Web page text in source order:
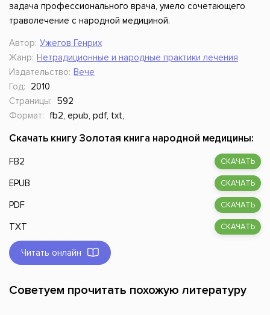
задача профессионального врача, умело сочетающего
траволечение с народной медициной.
Автор: Ужегов Генрих
Жанр: Нетрадиционные и народные практики лечения
Издательство: Вече
Год:
2010
Страницы: 592
Формат:
fb2, epub, pdf, txt,
Скачать книгу Золотая книга народной медицины:
FB2 СКАЧАТЬ
EPUB СКАЧАТЬ
PDF СКАЧАТЬ
TXT СКАЧАТЬ
Читать онлайн
Советуем прочитать похожую литературу